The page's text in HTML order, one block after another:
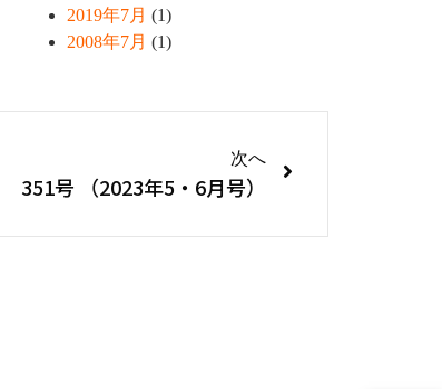
2019年7月 (1)
2008年7月 (1)
次へ
351号 （2023年5・6月号）